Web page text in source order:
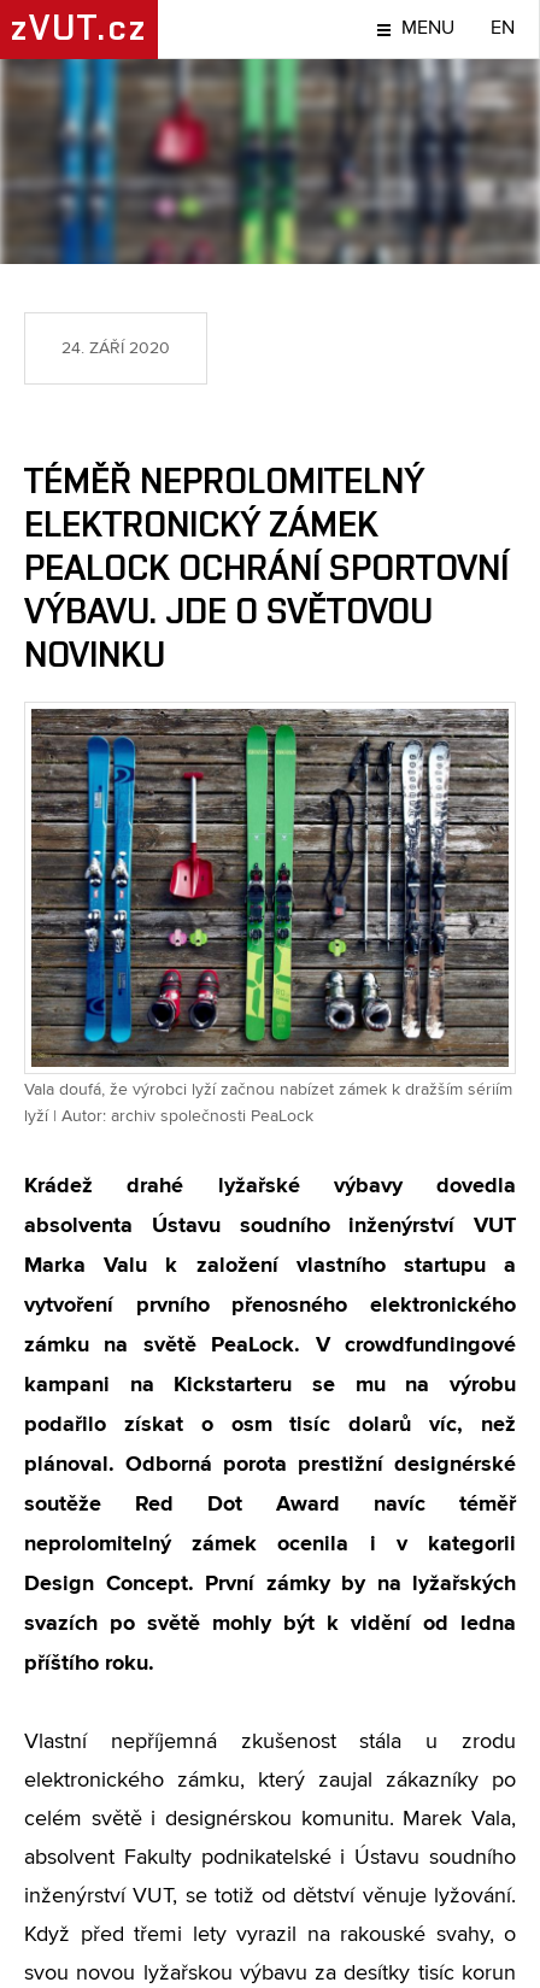
zVUT.cz MENU EN
NÁPADY A OBJEVY
24. ZÁŘÍ 2020
TÉMĚŘ NEPROLOMITELNÝ
ELEKTRONICKÝ ZÁMEK
PEALOCK OCHRÁNÍ SPORTOVNÍ
VÝBAVU. JDE O SVĚTOVOU
NOVINKU
Vala doufá, že výrobci lyží začnou nabízet zámek k dražším sériím
lyží | Autor: archiv společnosti PeaLock
Krádež drahé lyžařské výbavy dovedla
absolventa Ústavu soudního inženýrství VUT
Marka Valu k založení vlastního startupu a
vytvoření prvního přenosného elektronického
zámku na světě PeaLock. V crowdfundingové
kampani na Kickstarteru se mu na výrobu
podařilo získat o osm tisíc dolarů víc, než
plánoval. Odborná porota prestižní designérské
soutěže Red Dot Award navíc téměř
neprolomitelný zámek ocenila i v kategorii
Design Concept. První zámky by na lyžařských
svazích po světě mohly být k vidění od ledna
příštího roku.
Vlastní nepříjemná zkušenost stála u zrodu
elektronického zámku, který zaujal zákazníky po
celém světě i designérskou komunitu. Marek Vala,
absolvent Fakulty podnikatelské i Ústavu soudního
inženýrství VUT, se totiž od dětství věnuje lyžování.
Když před třemi lety vyrazil na rakouské svahy, o
svou novou lyžařskou výbavu za desítky tisíc korun